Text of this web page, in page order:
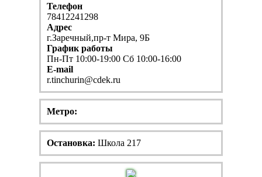
Телефон
78412241298
Адрес
г.Заречный,пр-т Мира, 9Б
График работы
Пн-Пт 10:00-19:00 Сб 10:00-16:00
E-mail
r.tinchurin@cdek.ru
Метро:
Остановка: Школа 217